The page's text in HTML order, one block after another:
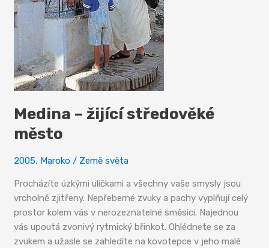
Medina – žijící středověké
město
2005, Maroko / Země světa
Procházíte úzkými uličkami a všechny vaše smysly jsou
vrcholně zjitřeny. Nepřeberné zvuky a pachy vyplňují celý
prostor kolem vás v nerozeznatelné směsici. Najednou
vás upoutá zvonivý rytmický břinkot. Ohlédnete se za
zvukem a užasle se zahledíte na kovotepce v jeho malé